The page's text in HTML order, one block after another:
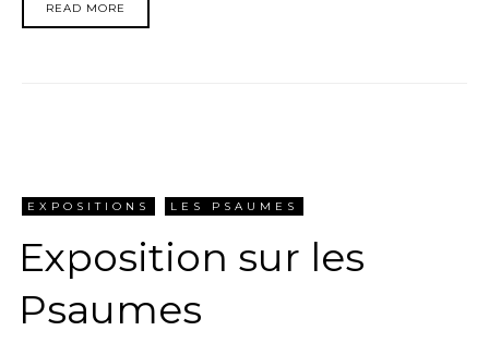
READ MORE
EXPOSITIONS LES PSAUMES
Exposition sur les
Psaumes